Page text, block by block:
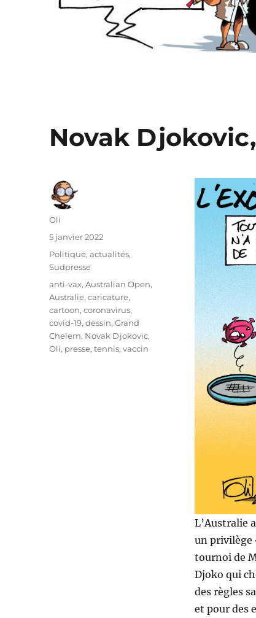
Novak
L’Australie
un privilège
tournoi de
Djoko qui
des règles
et pour des
Auteur
Oli
Publié
5 janvier 2022
Catégories
Politique, actualités,
Sudpresse
Étiquettes
anti-vax,Australian Open,
Australie,caricature,
cartoon,coronavirus,
covid-19,dessin,Grand
Chelem, Novak Djokovic,
Oli, presse,tennis,vaccin